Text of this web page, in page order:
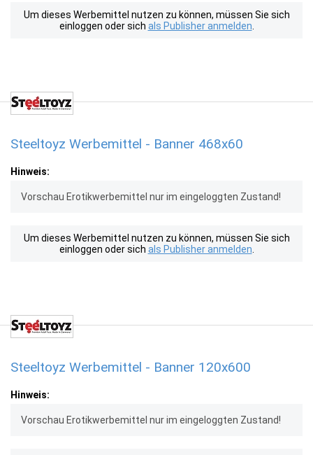
Um dieses Werbemittel nutzen zu können, müssen Sie sich
einloggen oder sich als Publisher anmelden
Steeltoyz Werbemittel - Banner 468x60
Hinweis:
Vorschau Erotikwerbemittel nur im eingeloggten Zustand!
Um dieses Werbemittel nutzen zu können, müssen Sie sich
einloggen oder sich als Publisher anmelden
Steeltoyz Werbemittel - Banner 120x600
Hinweis:
Vorschau Erotikwerbemittel nur im eingeloggten Zustand!